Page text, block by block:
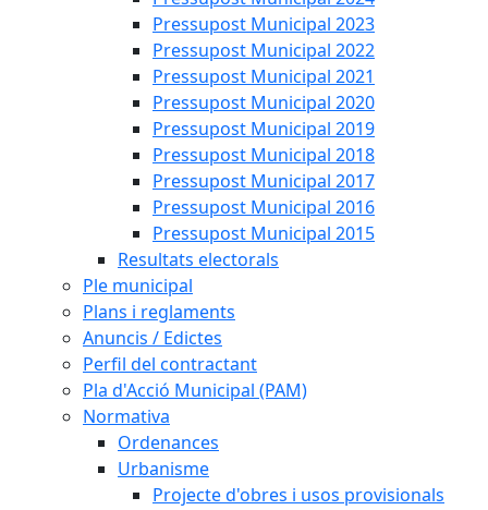
Pressupost Municipal 2023
Pressupost Municipal 2022
Pressupost Municipal 2021
Pressupost Municipal 2020
Pressupost Municipal 2019
Pressupost Municipal 2018
Pressupost Municipal 2017
Pressupost Municipal 2016
Pressupost Municipal 2015
Resultats electorals
Ple municipal
Plans i reglaments
Anuncis / Edictes
Perfil del contractant
Pla d'Acció Municipal (PAM)
Normativa
Ordenances
Urbanisme
Projecte d'obres i usos provisionals